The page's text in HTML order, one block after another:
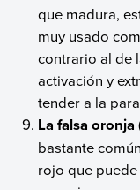
que madura,
muy usado
contrario al de
activación y
tender a la
La falsa
bastante
rojo que